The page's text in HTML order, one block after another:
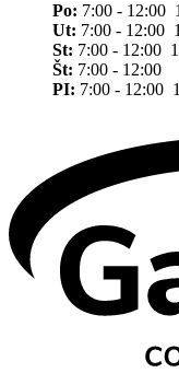
Po: 7:00 - 12:00
Ut: 7:00 - 12:00
St: 7:00 - 12:00
Št: 7:00 - 12:00
PI: 7:00 - 12:00